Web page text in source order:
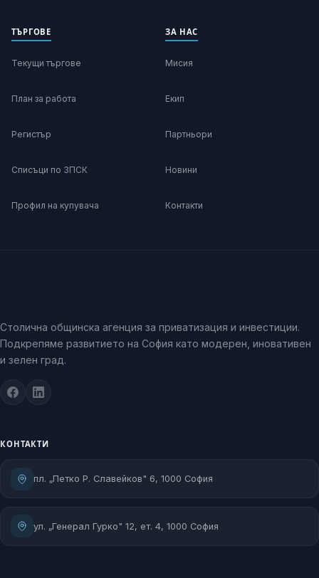
ТЪРГОВЕ
Текущи търгове
План за работа
Регистър
Списъци по ЗПСК
Профил на купувача
ЗА НАС
Мисия
Екип
Партньори
Новини
Контакти
Столична общинска агенция за приватизация и инвестиции.
Подкрепяме развитието на София като модерен, иновативен
и зелен град.
КОНТАКТИ
пл. „Петко Р. Славейков" 6, 1000 София
ул. „Генерал Гурко" 12, ет. 4, 1000 София